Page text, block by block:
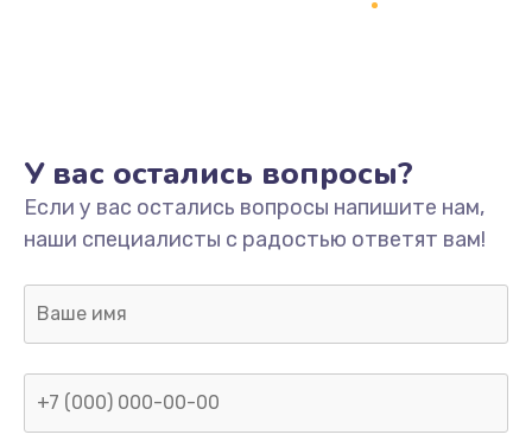
Не включается
1400 руб.
Заказать
Нет звука
800 руб.
У вас остались вопросы?
Если у вас остались вопросы напишите нам,
наши специалисты с радостью ответят вам!